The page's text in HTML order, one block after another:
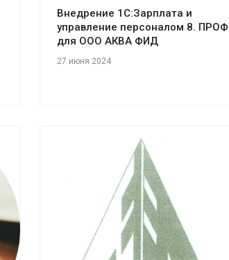
Внедрение 1С:Зарплата и
управление персоналом 8. ПРОФ
для ООО АКВА ФИД
27 июня 2024
Смотреть проект